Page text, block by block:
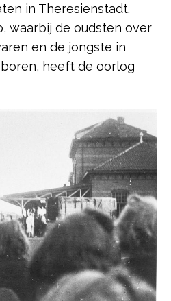
in Theresienstadt.
waarbij de oudsten over
en de jongste in
heeft de oorlog